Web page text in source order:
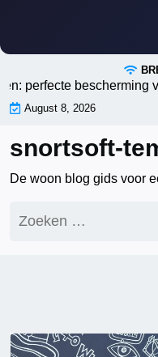
content
perfecte bescherming
August 8, 2026
snortsoft-
De woon blog gids voor
naar: